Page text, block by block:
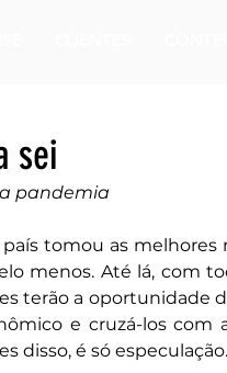
sei
pandemia
tomou as
menos. Até lá, com
terão a oportunidade
e cruzá-los com
disso, é só especulação.